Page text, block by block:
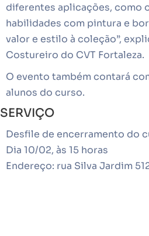
diferentes aplicações, como
habilidades com pintura e
valor e estilo à coleção”,
Costureiro do CVT Fortaleza.
O evento também contará
alunos do curso.
SERVIÇO
Desfile de encerramento do
Dia 10/02, às 15 horas
Endereço: rua Silva Jardim